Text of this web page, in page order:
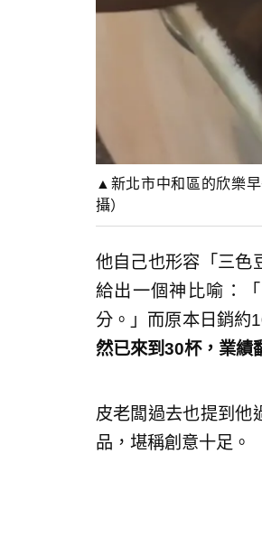
▲新北市中和區的欣樂
攝）
他自己也形容「三色
給出一個神比喻：
分。」而原本日銷約
然已來到30杯，業績
皮老闆過去也提到他
品，堪稱創意十足。